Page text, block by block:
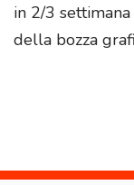
in 2/3
della bozza